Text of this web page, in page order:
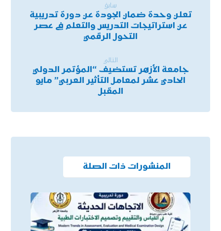
سابق
تعلن وحدة ضمان الجودة عن دورة تدريبية
عن استراتيجات التدريس والتعلم في عصر
التحول الرقمي
التالي
جامعة الأزهر تستضيف “المؤتمر الدولي
الحادي عشر لمعامل التأثير العربي” مايو
المقبل
المنشورات ذات الصلة